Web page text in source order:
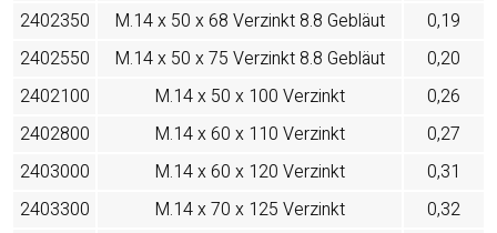
2402350
M.14 x 50 x 68 Verzinkt 8.8 Gebläut
0,19
2402550
M.14 x 50 x 75 Verzinkt 8.8 Gebläut
0,20
2402100
M.14 x 50 x 100 Verzinkt
0,26
2402800
M.14 x 60 x 110 Verzinkt
0,27
2403000
M.14 x 60 x 120 Verzinkt
0,31
2403300
M.14 x 70 x 125 Verzinkt
0,32